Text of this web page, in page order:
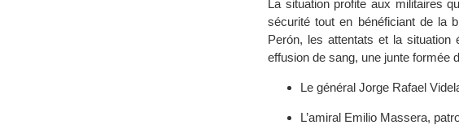
La situation profite aux militaires
sécurité tout en bénéficiant de la
Perón, les attentats et la
effusion de sang, une junte formée
Le général Jorge Rafael
L’amiral Emilio Massera,